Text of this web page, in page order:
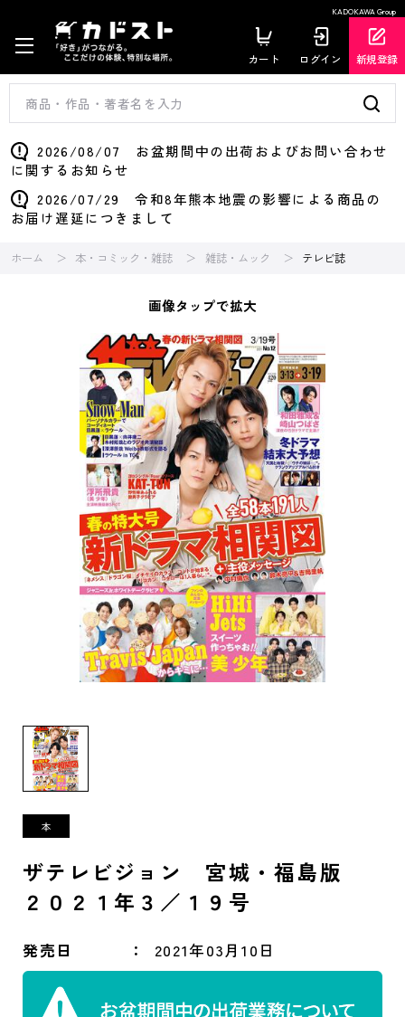
KADOKAWA Group
カート ログイン 新規登録
2026/08/07 お盆期間中の出荷およびお問い合わせ
に関するお知らせ
2026/07/29 令和8年熊本地震の影響による商品の
お届け遅延につきまして
ホーム 本・コミック・雑誌 雑誌・ムック テレビ誌
画像タップで拡大
ザテレビジョン 宮城・福島版
２０２１年３／１９号
発売日 2021年03月10日